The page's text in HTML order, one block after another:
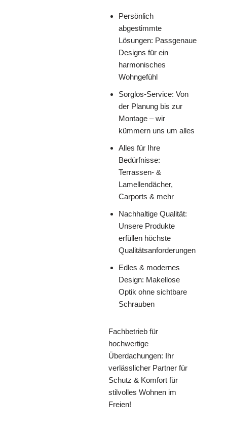
Persönlich
abgestimmte
Lösungen: Passgenaue
Designs für ein
harmonisches
Wohngefühl
Sorglos-Service: Von
der Planung bis zur
Montage – wir
kümmern uns um alles
Alles für Ihre
Bedürfnisse:
Terrassen- &
Lamellendächer,
Carports & mehr
Nachhaltige Qualität:
Unsere Produkte
erfüllen höchste
Qualitätsanforderungen
Edles & modernes
Design: Makellose
Optik ohne sichtbare
Schrauben
Fachbetrieb für
hochwertige
Überdachungen: Ihr
verlässlicher Partner für
Schutz & Komfort für
stilvolles Wohnen im
Freien!